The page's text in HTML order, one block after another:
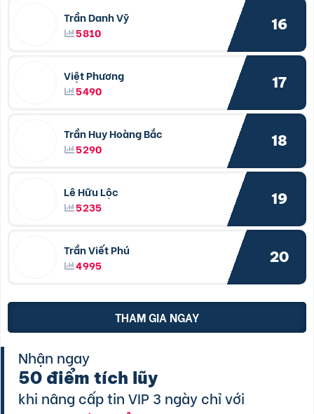
Trần Danh Vỹ
5810
16
Việt Phương
5490
17
Trần Huy Hoàng Bắc
5290
18
Lê Hữu Lộc
5235
19
Trần Viết Phú
4995
20
THAM GIA NGAY
Nhận ngay
50 điểm tích lũy
khi nâng cấp tin VIP 3 ngày chỉ với